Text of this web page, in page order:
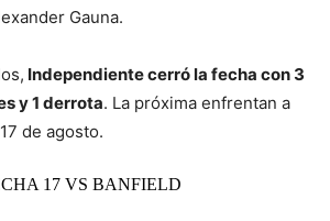
Gauna.
Independiente cerró la fecha con 3
y 1 derrota. La próxima enfrentan a
de agosto.
17 VS BANFIELD